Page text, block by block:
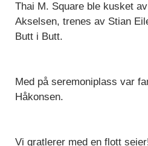
Thai M. Square ble kusket
Akselsen, trenes av Stian
Butt i Butt.
Med på seremoniplass var
Håkonsen.
Vi gratlerer med en flott